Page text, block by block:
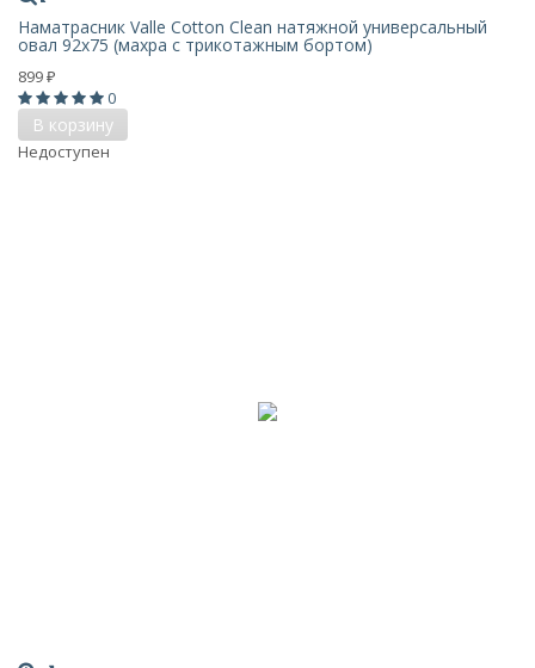
Наматрасник Valle Cotton Clean натяжной универсальный
овал 92х75 (махра с трикотажным бортом)
899 ₽
0
В корзину
Недоступен